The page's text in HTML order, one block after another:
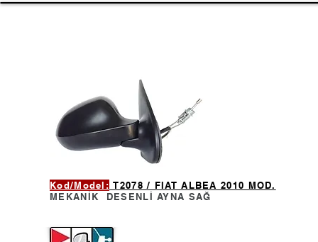
Kod/Model: T2078 / FIAT ALBEA 2010 MOD.
MEKANİK DESENLİ AYNA SAĞ